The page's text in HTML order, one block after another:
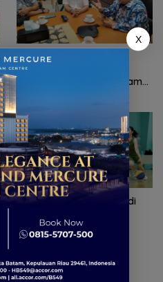
Konjen RI Johor Dukung
Family Rally Wisata dan
International Soccer Batam
Timnas 3×3 putri tampil di
persiapan AG 2026
X